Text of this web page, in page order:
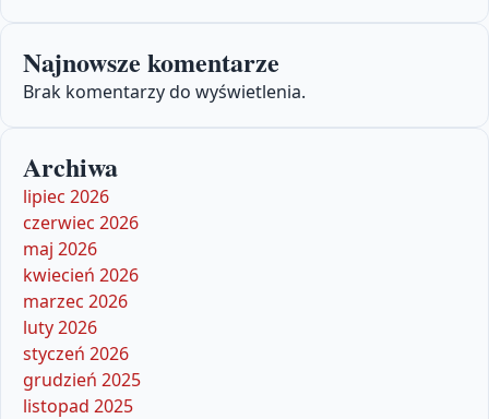
Najnowsze komentarze
Brak komentarzy do wyświetlenia.
Archiwa
lipiec 2026
czerwiec 2026
maj 2026
kwiecień 2026
marzec 2026
luty 2026
styczeń 2026
grudzień 2025
listopad 2025